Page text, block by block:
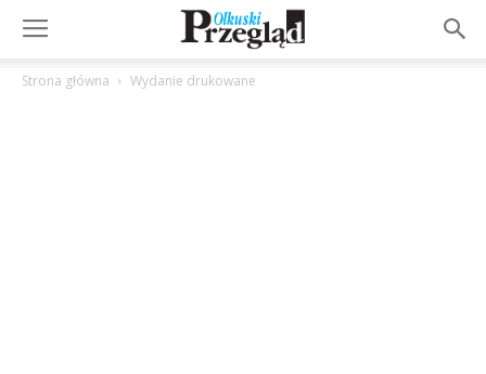
Strona główna Wydanie drukowane